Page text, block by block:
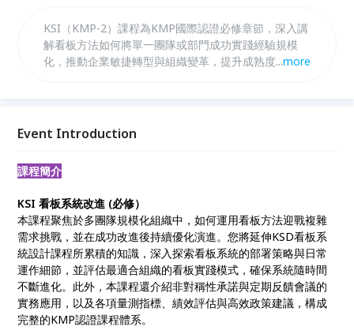
KSI（KMP-2）課程為KMP國際認證必修章節，深入講
解看板方法如何將單一團隊或部門成功實踐經驗規模
化，推動企業敏捷轉型與組織變革，提升成熟度與競爭
續改進。
...more
Event Introduction
課程簡介
KSI 看板系統改進 (必修）
本課程聚焦於多團隊規模化組織中，如何運用看板方法迎戰複雜
需求挑戰，並在成功改進後持續優化演進。您將延伸KSD看板系
統設計課程所累積的知識，深入探索看板系統的部署策略與日常
運作細節，並評估最適合組織的看板實踐模式，確保系統隨時間
不斷進化。此外，本課程還介紹非對稱性承諾與定期反饋會議的
實務應用，以及各項量測指標、績效評估與高效政策建議，構成
完整的KMP認證課程體系。